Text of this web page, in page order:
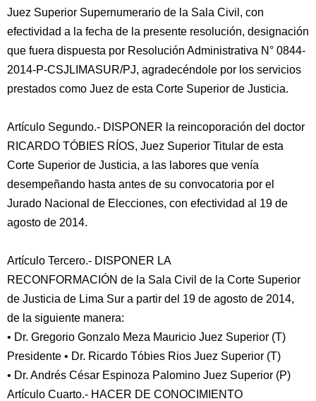
Juez Superior Supernumerario de la Sala Civil, con
efectividad a la fecha de la presente resolución, designación
que fuera dispuesta por Resolución Administrativa N° 0844-
2014-P-CSJLIMASUR/PJ, agradecéndole por los servicios
prestados como Juez de esta Corte Superior de Justicia.
Artículo Segundo.- DISPONER la reincoporación del doctor
RICARDO TÓBIES RÍOS, Juez Superior Titular de esta
Corte Superior de Justicia, a las labores que venía
desempeñando hasta antes de su convocatoria por el
Jurado Nacional de Elecciones, con efectividad al 19 de
agosto de 2014.
Artículo Tercero.- DISPONER LA
RECONFORMACIÓN de la Sala Civil de la Corte Superior
de Justicia de Lima Sur a partir del 19 de agosto de 2014,
de la siguiente manera:
• Dr. Gregorio Gonzalo Meza Mauricio Juez Superior (T)
Presidente • Dr. Ricardo Tóbies Rios Juez Superior (T)
• Dr. Andrés César Espinoza Palomino Juez Superior (P)
Artículo Cuarto.- HACER DE CONOCIMIENTO